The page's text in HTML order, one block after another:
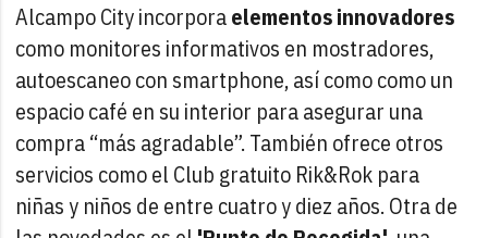
Alcampo City incorporaelementos innovadores
como monitores informativos en mostradores,
autoescaneo con smartphone, así como como un
espacio café en su interior para asegurar una
compra “más agradable”. También ofrece otros
servicios como el Club gratuito Rik&Rok para
niñas y niños de entre cuatro y diez años. Otra de